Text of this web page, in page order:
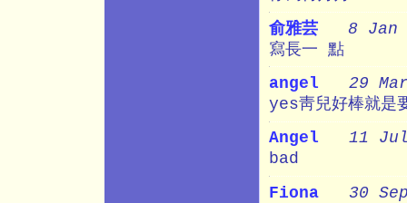
俞雅芸
8 Jan
寫長一 點
angel
29
yes靑兒好棒就是
Angel
11
bad
Fiona
30